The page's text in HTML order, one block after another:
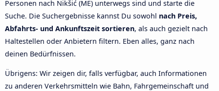
Personen nach Nikšić (ME) unterwegs sind und starte die
Suche. Die Suchergebnisse kannst Du sowohl nach Preis,
Abfahrts- und Ankunftszeit sortieren, als auch gezielt nach
Haltestellen oder Anbietern filtern. Eben alles, ganz nach
deinen Bedürfnissen.
Übrigens: Wir zeigen dir, falls verfügbar, auch Informationen
zu anderen Verkehrsmitteln wie Bahn, Fahrgemeinschaft und